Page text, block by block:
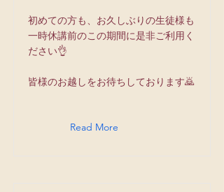
初めての方も、お久しぶりの生徒様も
一時休講前のこの期間に是非ご利用く
ださい👌
皆様のお越しをお待ちしております🙇
Read More